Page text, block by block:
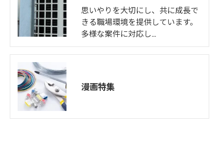
思いやりを大切にし、共に成長で
きる職場環境を提供しています。
多様な案件に対応し…
漫画特集